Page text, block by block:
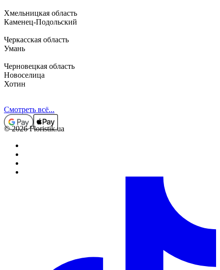
Хмельницкая область
Каменец-Подольский
Черкасская область
Умань
Черновецкая область
Новоселица
Хотин
Смотреть всё...
© 2026 Floristik.ua